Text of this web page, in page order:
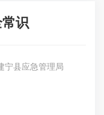
识
宁县应急管理局